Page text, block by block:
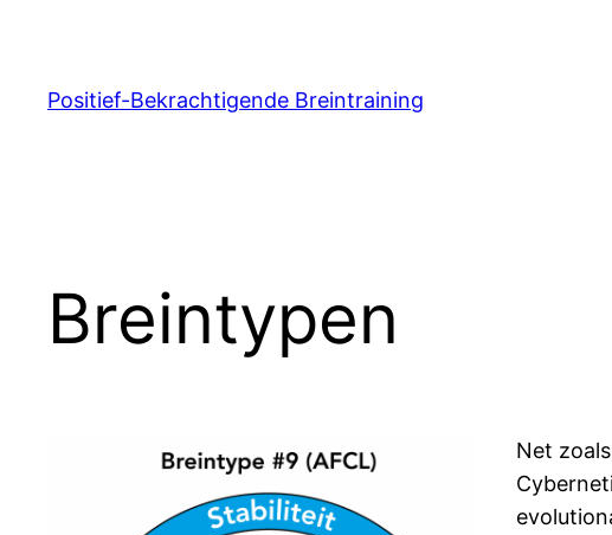
Positief-Bekrachtigende Breintraining
Breintypen
Net